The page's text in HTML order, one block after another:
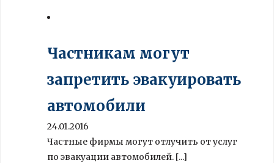
Частникам могут
запретить эвакуировать
автомобили
24.01.2016
Частные фирмы могут отлучить от услуг
по эвакуации автомобилей. [...]